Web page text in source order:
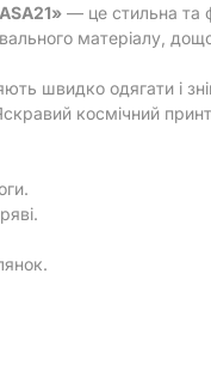
— це стильна та
матеріалу,
швидко одягати і
космічний